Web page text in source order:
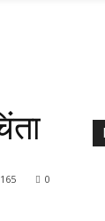
0
165